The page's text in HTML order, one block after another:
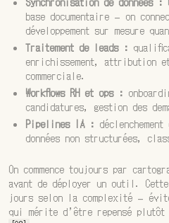
base documentaire — on
développement sur mesure
Traitement de leads :
enrichissement, attribution
commerciale.
Workflows RH et ops :
candidatures, gestion des
Pipelines IA :
données non structurées,
On commence toujours par
avant de déployer un outil.
jours selon la complexité —
qui mérite d’être repensé plutôt